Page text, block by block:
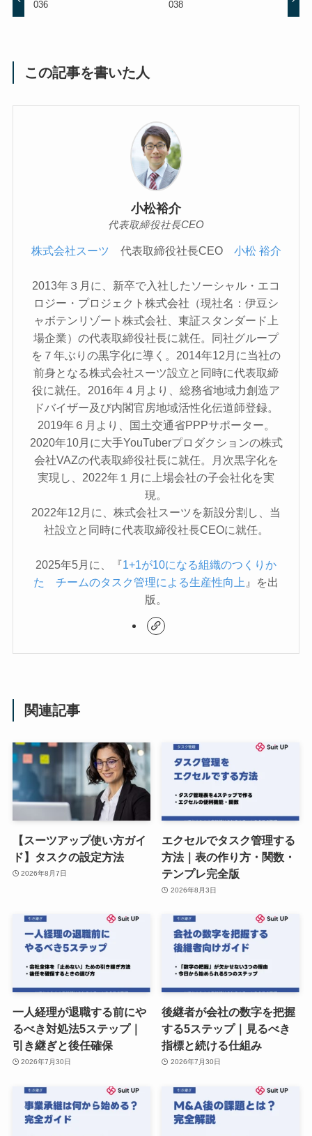
036 038
この記事を書いた人
小松裕介
代表取締役社長CEO
株式会社スーツ 代表取締役社長CEO 小松 裕介
2013年３月に、新卒で入社したソーシャル・エコ
ロジー・プロジェクト株式会社（現社名：伊豆シ
ャボテンリゾート株式会社、東証スタンダード上
場企業）の代表取締役社長に就任。同社グループ
を７年ぶりの黒字化に導く。2014年12月に当社の
前身となる株式会社スーツ設立と同時に代表取締
役に就任。2016年４月より、総務省地域力創造ア
ドバイザー及び内閣官房地域活性化伝道師登録。
2019年６月より、国土交通省PPPサポーター。
2020年10月に大手YouTuberプロダクションの株式
会社VAZの代表取締役社長に就任。月次黒字化を
実現し、2022年１月に上場会社の子会社化を実
現。
2022年12月に、株式会社スーツを新設分割し、当
社設立と同時に代表取締役社長CEOに就任。
2025年5月に、『1+1が10になる組織のつくりか
た チームのタスク管理による生産性向上 』を出
版。
関連記事
【スーツアップ使い方ガイ
ド】タスクの設定方法
2026年8月7日
エクセルでタスク管理する
方法｜表の作り方・関数・
テンプレ完全版
2026年8月3日
一人経理が退職する前にや
るべき対処法5ステップ｜
引き継ぎと後任確保
2026年7月30日
後継者が会社の数字を把握
する5ステップ｜見るべき
指標と続ける仕組み
2026年7月30日